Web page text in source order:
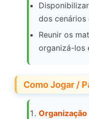
dos cenários
Reunir os
organizá-los
Como Jogar /